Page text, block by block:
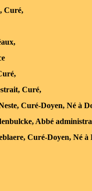
Curé,
Curé-Doyen, Né à
Abbé
Curé-Doyen, Né à